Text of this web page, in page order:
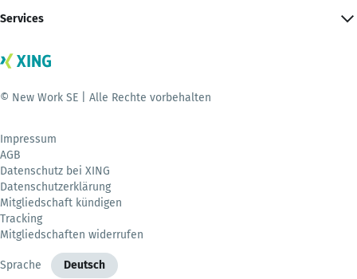
Services
© New Work SE | Alle Rechte vorbehalten
Impressum
AGB
Datenschutz bei XING
Datenschutzerklärung
Mitgliedschaft kündigen
Tracking
Mitgliedschaften widerrufen
Sprache Deutsch